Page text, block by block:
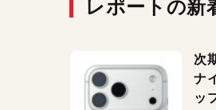
レポートの新
次
ナ
ッ